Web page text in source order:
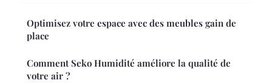
Optimisez votre espace avec des meubles gain de
place
Comment Seko Humidité améliore la qualité de
votre air ?